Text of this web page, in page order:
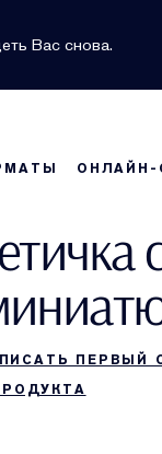
Вас снова.
ОНЛАЙН-
ПЕРВЫЙ